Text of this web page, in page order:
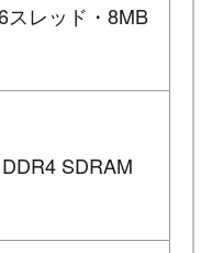
スレッド・8MB
SDRAM